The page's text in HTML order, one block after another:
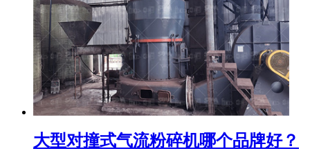
大型对撞式气流粉碎机哪个品牌好？